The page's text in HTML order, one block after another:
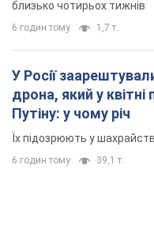
близько чотирьох тижнів
6 годин тому 1,7 т.
У Росії
дрона, який у квітні
Путіну: у чому річ
Їх підозрюють у
6 годин тому 39,1 т.